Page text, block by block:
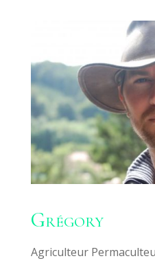
Grégory
Agriculteur